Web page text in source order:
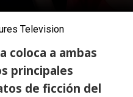
Television
coloca a ambas
principales
de ficción del